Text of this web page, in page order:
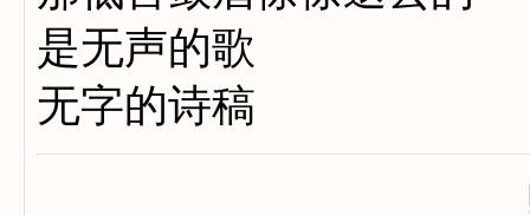
是无声的歌
无字的诗稿